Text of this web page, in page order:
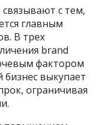
с тем,
главным
В трех
brand
фактором
выкупает
ограничивая